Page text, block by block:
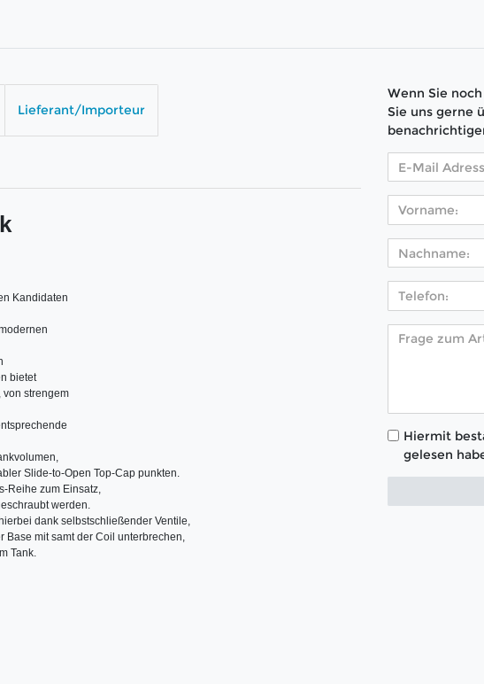
Lieferant/Importeur
Kandidaten
bietet
von strengem
Slide-to-Open Top-Cap punkten.
Reihe zum Einsatz,
werden.
dank selbstschließender Ventile,
mit samt der Coil unterbrechen,
Tank.
Wenn Sie
Sie uns gerne
Hiermit
gelesen